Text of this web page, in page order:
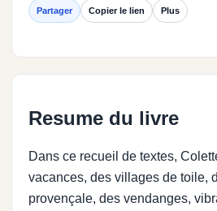
Partager Copier le lien Plus
Resume du livre
Dans ce recueil de textes,
vacances, des villages de toile,
provençale, des vendanges,